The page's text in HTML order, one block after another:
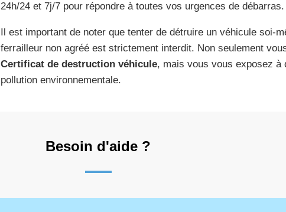
24h/24 et 7j/7 pour répondre à toutes vos urgences de débarras.
Il est important de noter que tenter de détruire un véhicule soi-
ferrailleur non agréé est strictement interdit. Non seulement
Certificat de destruction véhicule, mais vous vous exposez à
pollution environnementale.
Besoin d'aide ?